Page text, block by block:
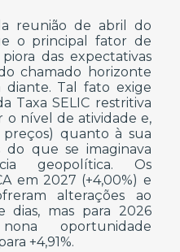
reunião de abril do
o principal fator de
das expectativas
chamado horizonte
Tal fato exige
Taxa SELIC restritiva
o nível de atividade e,
quanto à sua
do que se imaginava
geopolítica. Os
em 2027 (+4,00%) e
alterações ao
dias, mas para 2026
oportunidade
+4,91%.